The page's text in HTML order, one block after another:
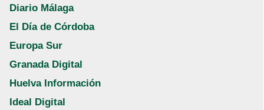
Diario Málaga
El Día de Córdoba
Europa Sur
Granada Digital
Huelva Información
Ideal Digital